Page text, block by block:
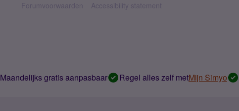
Forumvoorwaarden Accessibility statement
Maandelijks gratis aanpasbaar Regel alles zelf metMijn Simyo